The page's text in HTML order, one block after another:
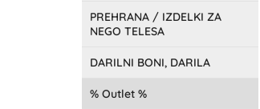
PREHRANA / IZDELKI ZA
NEGO TELESA
DARILNI BONI, DARILA
Outlet